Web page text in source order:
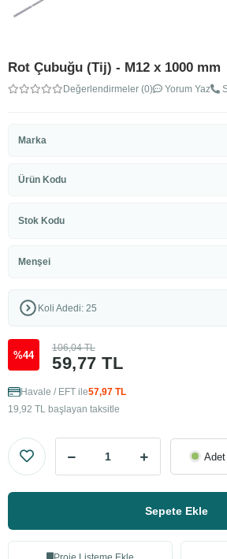
Rot Çubuğu (Tij) - M12 x 1000 mm
Değerlendirmeler (0) Yorum Yaz
Marka
Ürün Kodu
Stok Kodu
Menşei
Koli Adedi: 25
%44 59,77 TL
106,04 TL
Havale / EFT ile57,97 TL
19,92 TL başlayan taksitle
Adet
Sepete Ekle